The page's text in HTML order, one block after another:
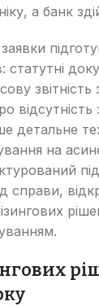
а банк
статутні
звітність
відсутність
детальне
на
справи,